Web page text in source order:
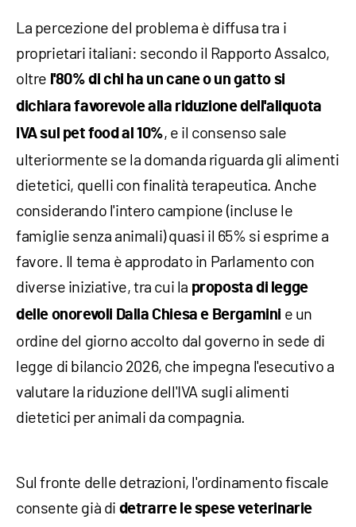
La percezione del problema è diffusa tra i
proprietari italiani: secondo il Rapporto Assalco,
oltre l'80% di chi ha un cane o un gatto si
dichiara favorevole alla riduzione dell'aliquota
IVA sul pet food al 10%, e il consenso sale
ulteriormente se la domanda riguarda gli alimenti
dietetici, quelli con finalità terapeutica. Anche
considerando l'intero campione (incluse le
famiglie senza animali) quasi il 65% si esprime a
favore. Il tema è approdato in Parlamento con
diverse iniziative, tra cui la proposta di legge
delle onorevoli Dalla Chiesa e Bergamini e un
ordine del giorno accolto dal governo in sede di
legge di bilancio 2026, che impegna l'esecutivo a
valutare la riduzione dell'IVA sugli alimenti
dietetici per animali da compagnia.
Sul fronte delle detrazioni, l'ordinamento fiscale
consente già di detrarre le spese veterinarie